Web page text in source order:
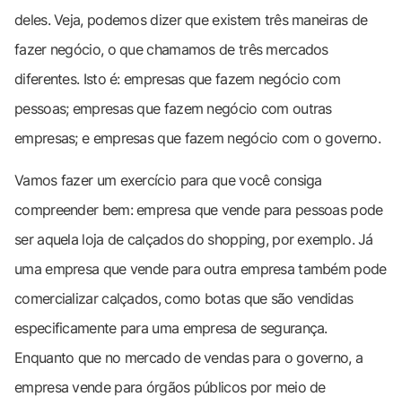
deles. Veja, podemos dizer que existem três maneiras de
fazer negócio, o que chamamos de três mercados
diferentes. Isto é: empresas que fazem negócio com
pessoas; empresas que fazem negócio com outras
empresas; e empresas que fazem negócio com o governo.
Vamos fazer um exercício para que você consiga
compreender bem: empresa que vende para pessoas pode
ser aquela loja de calçados do shopping, por exemplo. Já
uma empresa que vende para outra empresa também pode
comercializar calçados, como botas que são vendidas
especificamente para uma empresa de segurança.
Enquanto que no mercado de vendas para o governo, a
empresa vende para órgãos públicos por meio de